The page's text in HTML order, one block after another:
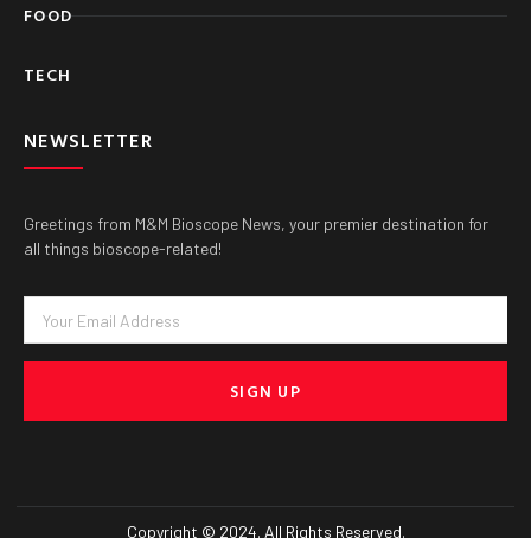
FOOD
TECH
NEWSLETTER
Greetings from M&M Bioscope News, your premier destination for
all things bioscope-related!
Email
SIGN UP
Copyright © 2024. All Rights Reserved.